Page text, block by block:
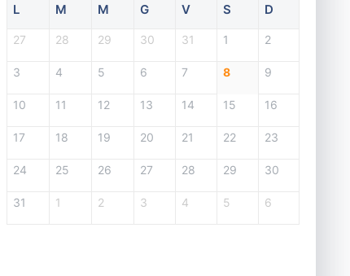
L M M G V S D
27 28 29 30 31 1 2
3 4 5 6 7 8 9
10 11 12 13 14 15 16
17 18 19 20 21 22 23
24 25 26 27 28 29 30
31 1 2 3 4 5 6